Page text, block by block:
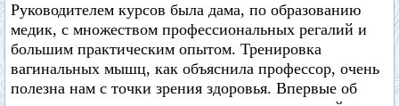
Руководителем курсов была дама, по образованию
медик, с множеством профессиональных регалий и
большим практическим опытом. Тренировка
вагинальных мышц, как объяснила профессор, очень
полезна нам с точки зрения здоровья. Впервые об